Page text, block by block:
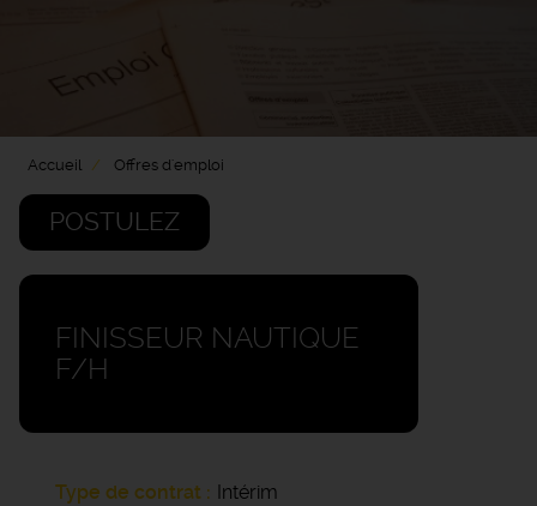
Accueil Offres d'emploi
POSTULEZ
FINISSEUR NAUTIQUE
F/H
Type de contrat
Intérim